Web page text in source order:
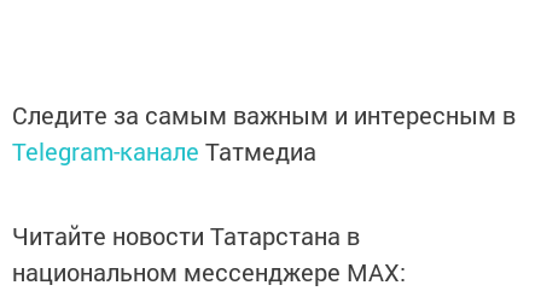
Следите за самым важным и интересным в
Telegram-канале Татмедиа
Читайте новости Татарстана в
национальном мессенджере MАХ: